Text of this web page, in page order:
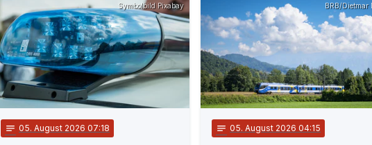
Symbolbild Pixabay
notes 05. August 2026 07:18
BRB/Dietmar
notes 05. August 2026 04:15